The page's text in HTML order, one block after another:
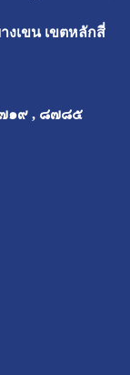
งเขน เขตหลักสี่
๑๙ , ๘๗๘๕